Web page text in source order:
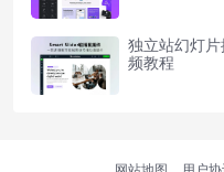
独立站幻灯
频教程